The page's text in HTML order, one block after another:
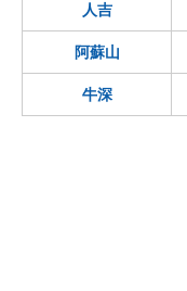
人吉
阿蘇山
牛深